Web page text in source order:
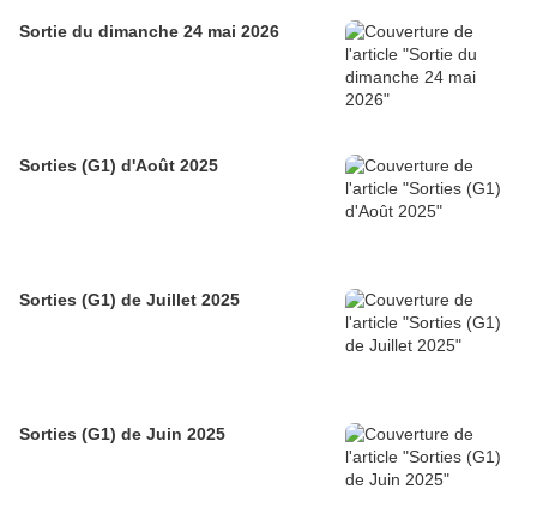
Sortie du dimanche 24 mai 2026
Sorties (G1) d'Août 2025
Sorties (G1) de Juillet 2025
Sorties (G1) de Juin 2025